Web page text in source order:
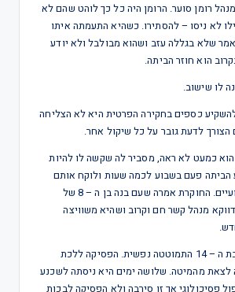
רומן סוער. הרומן היה כל כך לוהט שהם לא
לא ניסו – להסתירו. כשהיא התעמתה איתו
שלא בגללה עזב ושהוא מבולבל ולא יודע
הוא חוזר הביתה.
לו שישוב.
כספים בחקירה הפרטית היא לא הצליחה
לדעת גובר על כל שיקול אחר.
כמעט לא ראה, מסביר לה שקשה לו להיות
הביתה פעם בשבוע לכמה שעות ולוקח אותם
בשבתות אחת לשבועיים. החוקרת אמרה שעם בנה בן ה – 8 של
מנהל קשר חם וקרוב ושהיא משוויצה
בשלב כלשהו בתה בת ה – 14 התמוטטה נפשית. הפסיקה ללכת
לצאת מהמיטה. שלושה ימים היא ניסתה לשכנע
פסיכולוגי אך זו סירבה ולא הפסיקה לבכות